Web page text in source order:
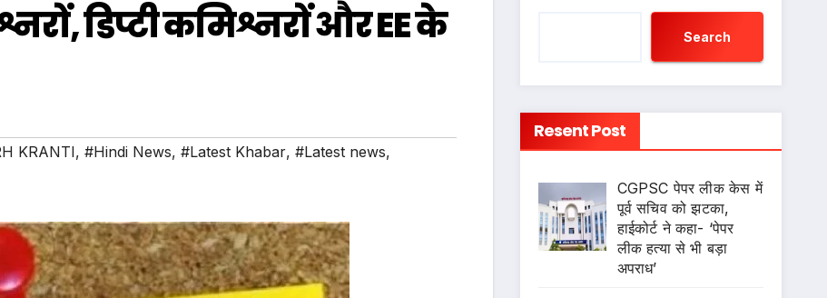
डिप्टी कमिश्नरों और EE के
KRANTI, #Hindi News, #Latest Khabar, #Latest news,
Search
Resent Post
CGPSC पेपर लीक केस में
पूर्व सचिव को झटका,
हाईकोर्ट ने कहा- ‘पेपर
लीक हत्या से भी बड़ा
अपराध’